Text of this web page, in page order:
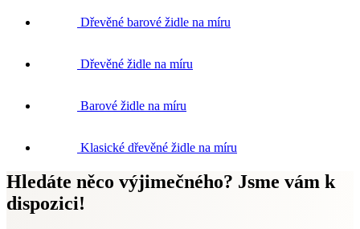
Dřevěné barové židle na míru
Dřevěné židle na míru
Barové židle na míru
Klasické dřevěné židle na míru
Hledáte něco výjimečného? Jsme vám k
dispozici!